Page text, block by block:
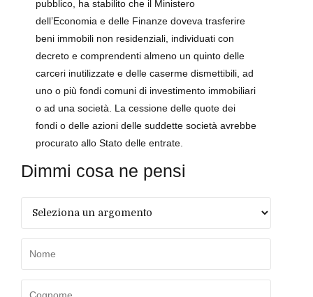
pubblico, ha stabilito che il Ministero
dell’Economia e delle Finanze doveva trasferire
beni immobili non residenziali, individuati con
decreto e comprendenti almeno un quinto delle
carceri inutilizzate e delle caserme dismettibili, ad
uno o più fondi comuni di investimento immobiliari
o ad una società. La cessione delle quote dei
fondi o delle azioni delle suddette società avrebbe
procurato allo Stato delle entrate.
Dimmi cosa ne pensi